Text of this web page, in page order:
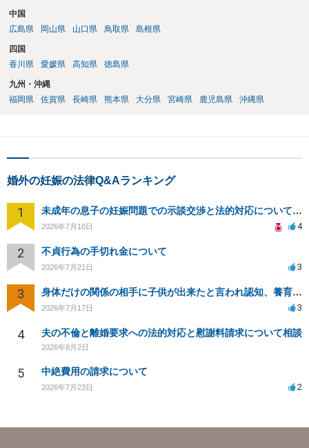
中国
広島県
岡山県 山口県 鳥取県 島根県
四国
香川県
愛媛県 高知県 徳島県
九州・沖縄
福岡県
佐賀県 長崎県 熊本県 大分県 宮崎県 鹿児島県 沖縄県
婚外の妊娠の法律Q&Aランキング
1 未成年の息子の妊娠問題での示談交渉と法的対応について相談
2026年7月10日 4
2 不貞行為の手切れ金について
2026年7月21日 3
3 身体だけの関係の相手に子供が出来たと言われ認知、養育費を要求されているが自身の子供か分からない
2026年7月17日 3
4 夫の不倫と離婚要求への法的対応と慰謝料請求について相談
2026年8月2日
5 中絶費用の請求について
2026年7月23日 2